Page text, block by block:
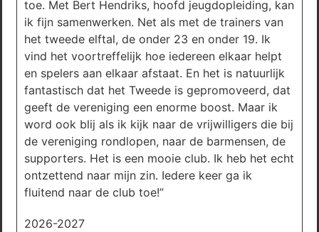
toe. Met Bert Hendriks, hoofd jeugdopleiding, kan
ik fijn samenwerken. Net als met de trainers van
het tweede elftal, de onder 23 en onder 19. Ik
vind het voortreffelijk hoe iedereen elkaar helpt
en spelers aan elkaar afstaat. En het is natuurlijk
fantastisch dat het Tweede is gepromoveerd, dat
geeft de vereniging een enorme boost. Maar ik
word ook blij als ik kijk naar de vrijwilligers die bij
de vereniging rondlopen, naar de barmensen, de
supporters. Het is een mooie club. Ik heb het echt
ontzettend naar mijn zin. Iedere keer ga ik
fluitend naar de club toe!”
2026-2027